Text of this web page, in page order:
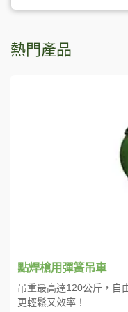
熱門產品
點焊槍用彈簧吊車
吊重最高達120公斤，自
更輕鬆又效率！